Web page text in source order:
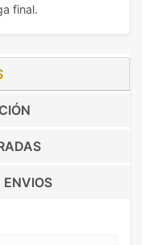
final.
ENVIOS